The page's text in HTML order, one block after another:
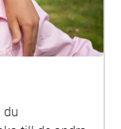
du